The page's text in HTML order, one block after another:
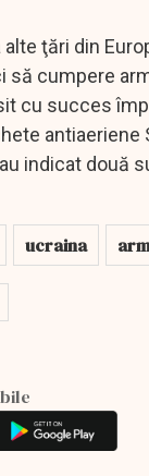
ţări din
să cumpere
cu succes
antiaeriene
indicat două
ucraina